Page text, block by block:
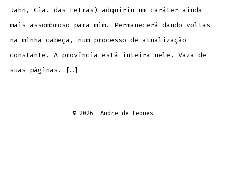
Jahn, Cia. das Letras) adquiriu um caráter ainda
mais assombroso para mim. Permanecerá dando voltas
na minha cabeça, num processo de atualização
constante. A província está inteira nele. Vaza de
suas páginas. […]
© 2026 Andre de Leones